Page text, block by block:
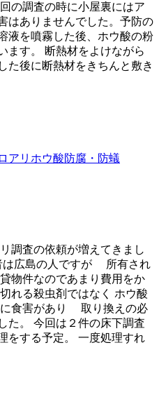
の調査の時に小屋裏にはア
はありませんでした。予防の
液を噴霧した後、ホウ酸の粉
ます。 断熱材をよけながら
た後に断熱材をきちんと敷き
アリ ホウ酸防腐・防蟻
調査の依頼が増えてきまし
は広島の人ですが 所有され
物件なのであまり費用をか
れる殺虫剤ではなく ホウ酸
に食害があり 取り換えの必
た。 今回は２件の床下調査
をする予定。 一度処理すれ